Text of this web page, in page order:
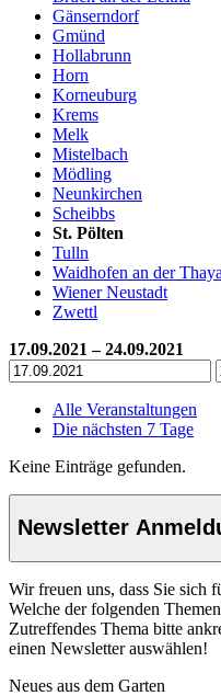
Gänserndorf
Gmünd
Hollabrunn
Horn
Korneuburg
Krems
Melk
Mistelbach
Mödling
Neunkirchen
Scheibbs
St. Pölten
Tulln
Waidhofen an der Thaya
Wiener Neustadt
Zwettl
17.09.2021 – 24.09.2021
Alle Veranstaltungen
Die nächsten 7 Tage
Keine Einträge gefunden.
Newsletter
Wir freuen uns, dass Sie sich
Welche der folgenden
Zutreffendes Thema bitte
einen Newsletter auswählen!
Neues aus dem Garten